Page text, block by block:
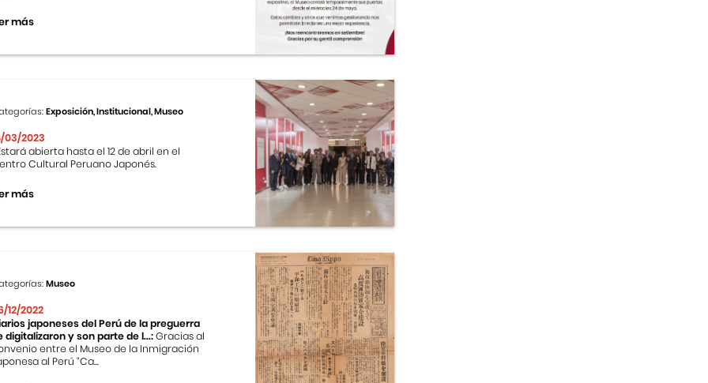
más
Exposición, Institucional, Museo
03/2023
abierta hasta el 12 de abril en el
Cultural Peruano Japonés.
más
Museo
12/2022
japoneses del Perú de la preguerra
digitalizaron y son parte de l...:Gracias al
entre el Museo de la Inmigración
al Perú “Ca...